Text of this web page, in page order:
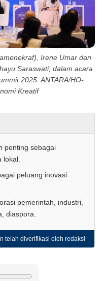
Irene Umar dan
Saraswati, dalam acara
2025. ANTARA/HO-
Kreatif
penting sebagai
lokal.
peluang inovasi
pemerintah, industri,
diaspora.
telah diverifikasi oleh redaksi